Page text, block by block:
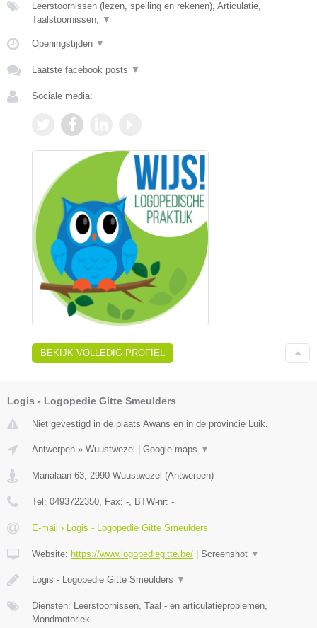
Leerstoornissen (lezen, spelling en rekenen), Articulatie,
Taalstoornissen, ▼
Openingstijden ▼
Laatste facebook posts ▼
Sociale media:
BEKIJK VOLLEDIG PROFIEL
Logis - Logopedie Gitte Smeulders
Niet gevestigd in de plaats Awans en in de provincie Luik.
Antwerpen » Wuustwezel Google maps ▼
Marialaan 63, 2990 Wuustwezel (Antwerpen)
Tel: 0493722350, Fax: -, BTW-nr: -
E-mail › Logis - Logopedie Gitte Smeulders
Website: https://www.logopediegitte.be/ Screenshot ▼
Logis - Logopedie Gitte Smeulders ▼
Diensten: Leerstoornissen, Taal - en articulatieproblemen,
Mondmotoriek